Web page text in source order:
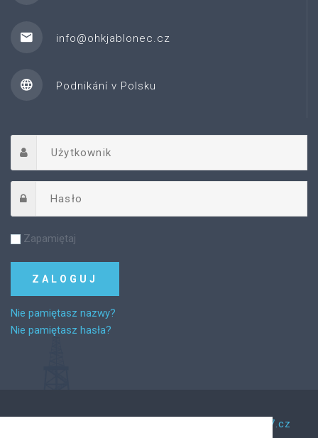
info@ohkjablonec.cz
Podnikání v Polsku
Zapamiętaj
Nie pamiętasz nazwy?
Nie pamiętasz hasła?
Tento web vytvořil Web7.cz